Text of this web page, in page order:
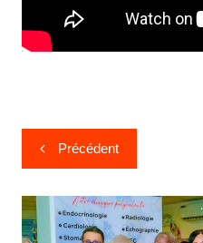
Précédent